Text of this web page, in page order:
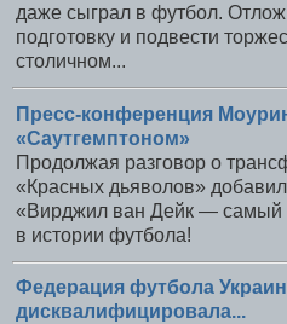
даже сыграл в футбол.
подготовку и подвести
столичном...
Пресс-конференция
«Саутгемптоном»
Продолжая разговор о
«Красных дьяволов»
«Вирджил ван Дейк — самый
в истории футбола!
Федерация футбола
дисквалифицировала...